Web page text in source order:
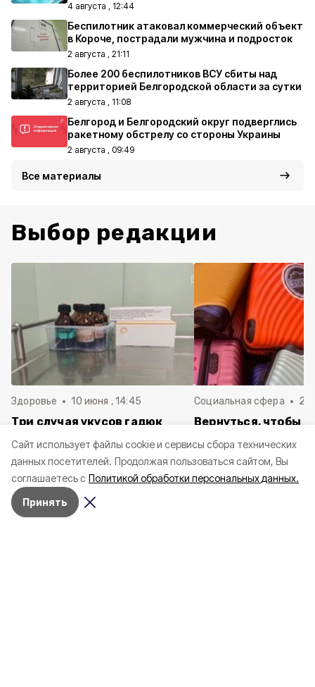
Cайт использует файлы cookie и сервисы сбора технических
данных посетителей. Продолжая пользоваться сайтом, Вы
соглашаетесь с Политикой обработки персональных данных.
Принять
4 августа , 12:44
Беспилотник атаковал коммерческий объект
в Короче, пострадали мужчина и подросток
2 августа , 21:11
Более 200 беспилотников ВСУ сбиты над
территорией Белгородской области за сутки
2 августа , 11:08
Белгород и Белгородский округ подверглись
ракетному обстрелу со стороны Украины
2 августа , 09:49
Все материалы
Выбор редакции
Здоровье 10 июня , 14:45
Три случая укусов гадюк
Белгородской области с
начала года
Социальная сфера 20
Вернуться, чтобы
в Белгородскую
пять лет